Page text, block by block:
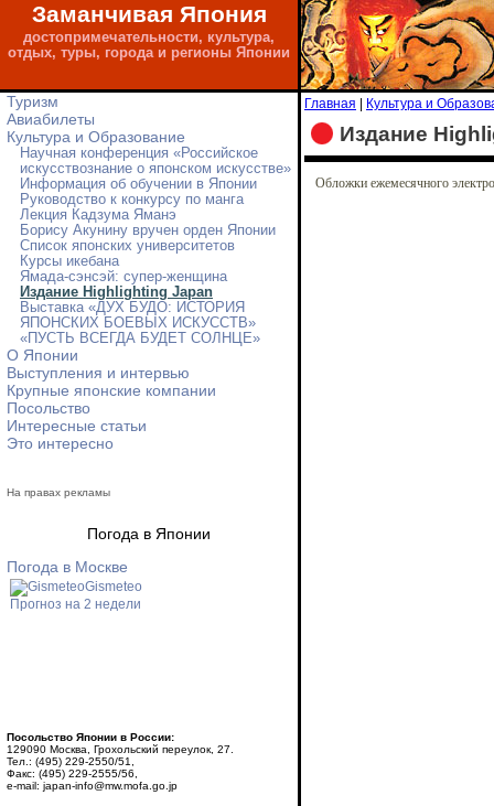
Заманчивая Япония
достопримечательности, культура,
отдых, туры, города и регионы Японии
Туризм
Авиабилеты
Культура и Образование
Научная конференция «Российское
искусствознание о японском искусстве»
Информация об обучении в Японии
Руководство к конкурсу по манга
Лекция Кадзума Яманэ
Борису Акунину вручен орден Японии
Список японских университетов
Курсы икебана
Ямада-сэнсэй: супер-женщина
Издание Highlighting Japan
Выставка «ДУХ БУДО: ИСТОРИЯ
ЯПОНСКИХ БОЕВЫХ ИСКУССТВ»
«ПУСТЬ ВСЕГДА БУДЕТ СОЛНЦЕ»
О Японии
Выступления и интервью
Крупные японские компании
Посольство
Интересные статьи
Это интересно
На правах рекламы
Погода в Японии
Погода в Москве
Gismeteo
Прогноз на 2 недели
Посольство Японии в России:
129090 Москва, Грохольский переулок, 27.
Тел.: (495) 229-2550/51,
Факс: (495) 229-2555/56,
e-mail: japan-info@mw.mofa.go.jp
Главная Культура и
Издание
Обложки ежемесячного